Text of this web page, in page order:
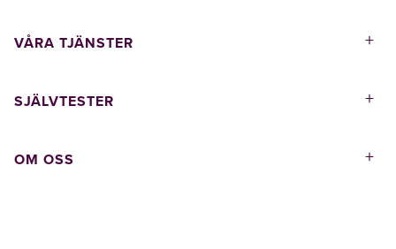
VÅRA TJÄNSTER +
SJÄLVTESTER +
OM OSS +